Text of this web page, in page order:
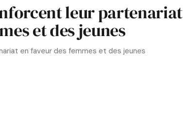
leur partenariat
et des jeunes
en faveur des femmes et des jeunes